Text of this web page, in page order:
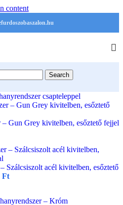
content
Search
csapteleppel
Gun Grey kivitelben, esőztető fejjel
Szálcsiszolt acél kivitelben, esőztető
Ft